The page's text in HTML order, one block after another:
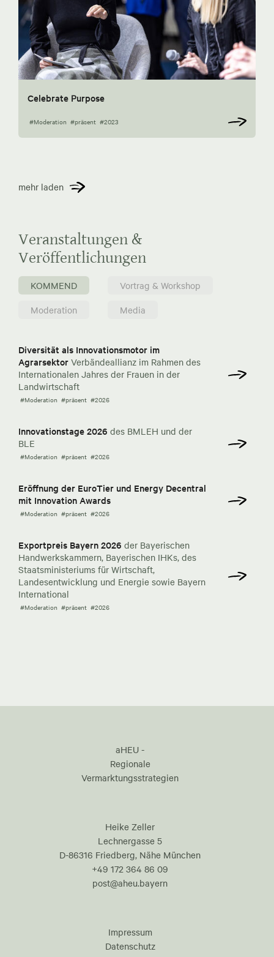
Celebrate Purpose
#Moderation #präsent #2023
mehr laden
Veranstaltungen &
Veröffentlichungen
KOMMEND
Vortrag & Workshop
Moderation
Media
Diversität als Innovationsmotor im
Agrarsektor Verbändeallianz im Rahmen des
Internationalen Jahres der Frauen in der
Landwirtschaft
#Moderation #präsent #2026
Innovationstage 2026 des BMLEH und der
BLE
#Moderation #präsent #2026
Eröffnung der EuroTier und Energy Decentral
mit Innovation Awards
#Moderation #präsent #2026
Exportpreis Bayern 2026 der Bayerischen
Handwerkskammern, Bayerischen IHKs, des
Staatsministeriums für Wirtschaft,
Landesentwicklung und Energie sowie Bayern
International
#Moderation #präsent #2026
aHEU -
Regionale
Vermarktungsstrategien
Heike Zeller
Lechnergasse 5
D-86316 Friedberg, Nähe München
+49 172 364 86 09
post@aheu.bayern
Impressum
Datenschutz